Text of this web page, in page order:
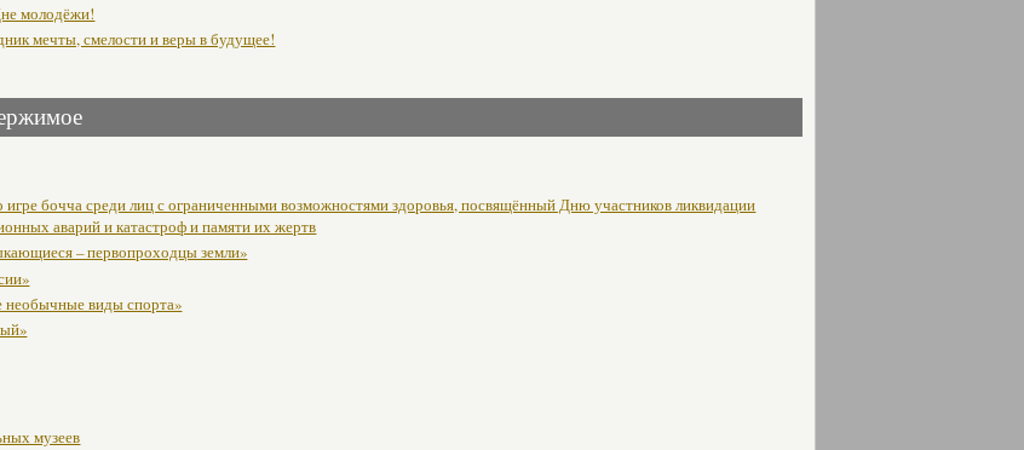
молодёжи!
мечты, смелости и веры в будущее!
бочча среди лиц с ограниченными возможностями здоровья, посвящённый Дню участников ликвидации
аварий и катастроф и памяти их жертв
– первопроходцы земли»
необычные виды спорта»
музеев